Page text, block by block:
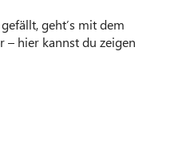
geht’s mit dem
– hier kannst du zeigen